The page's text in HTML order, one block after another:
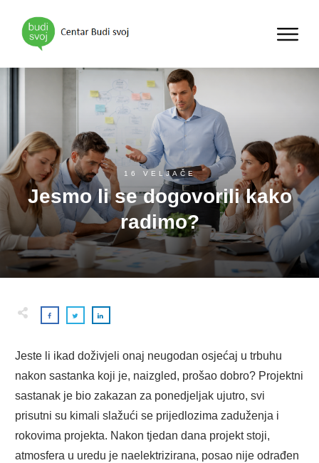
16 VELJAČE
Jesmo li se dogovorili kako
radimo?
Jeste li ikad doživjeli onaj neugodan osjećaj u trbuhu
nakon sastanka koji je, naizgled, prošao dobro? Projektni
sastanak je bio zakazan za ponedjeljak ujutro, svi
prisutni su kimali slažući se prijedlozima zaduženja i
rokovima projekta. Nakon tjedan dana projekt stoji,
atmosfera u uredu je naelektrizirana, posao nije odrađen